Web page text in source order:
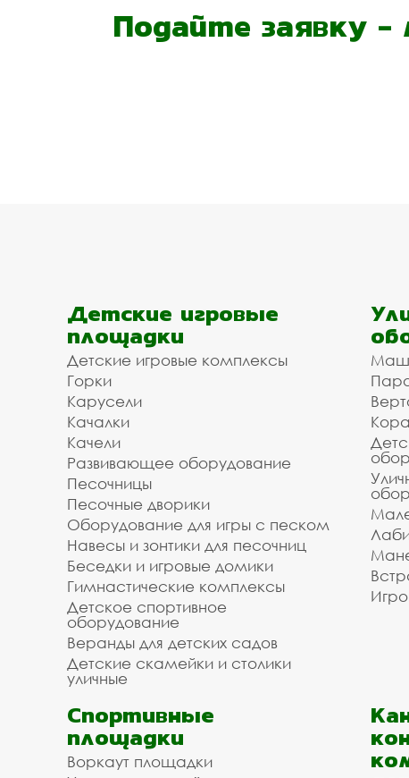
Подайте заявку
Детские игровые
площадки
Детские игровые комплексы
Горки
Карусели
Качалки
Качели
Развивающее оборудование
Песочницы
Песочные дворики
Оборудование для игры с песком
Навесы и зонтики для песочниц
Беседки и игровые домики
Гимнастические комплексы
Детское спортивное
оборудование
Веранды для детских садов
Детские скамейки и столики
уличные
Спортивные
площадки
Воркаут площадки